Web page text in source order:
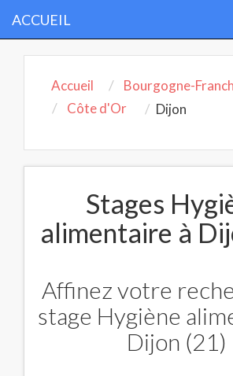
ACCUEIL
Accueil
Bourgogne-
Côte d'Or
Dijon
Stages
alimentaire à
Affinez votre
stage Hygiène
Dijon (21)